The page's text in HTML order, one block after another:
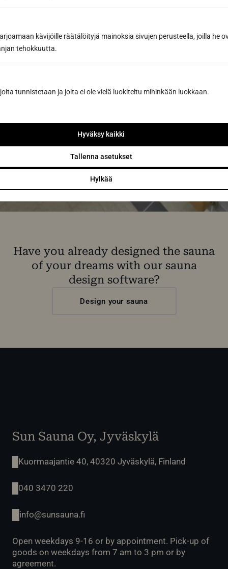
kävijöille räätälöityjä mainoksia sivujen perusteella, joilla he
tehokkuutta.
tunnistetaan ja joita ei ole vielä luokiteltu mihinkään luokkaan.
Hylkää
Tallenna asetukset
Hyväksy kaikki
By sending us a message, you agree to the processing of your
personal data in accordance with
Have you already designed the sauna
of your dreams with our sauna
design software?
Design your sauna
Sun Sauna Oy, Jyväskylä
Kuormaajantie 40, 40320 Jyväskylä, Finland
040 3470 220
info@sunsauna.fi
Open weekdays 9-16 or by appointment. Pick-up of
goods on weekdays from 7 am to 3 pm or by
agreement.